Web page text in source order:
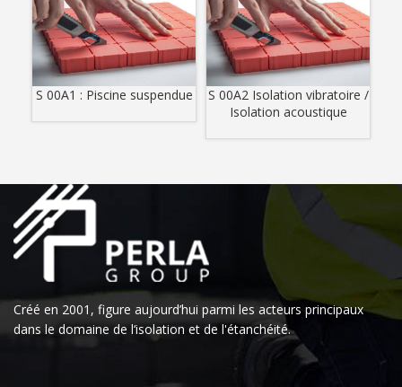
S 00A1 : Piscine suspendue
S 00A2 Isolation vibratoire /
Isolation acoustique
Créé en 2001, figure aujourd’hui parmi les acteurs principaux
dans le domaine de l‘isolation et de l'étanchéité.